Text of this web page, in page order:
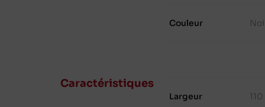
Couleur
Caractéristiques
Largeur